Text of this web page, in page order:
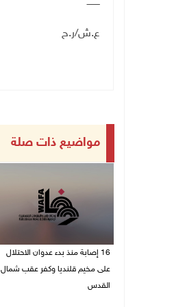
ع.ش/ر.ح
مواضيع ذات صلة
16 إصابة منذ بدء عدوان الاحتلال
على مخيم قلنديا وكفر عقب شمال
القدس